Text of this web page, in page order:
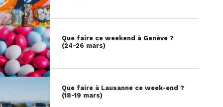
Que faire ce weekend à Genève ?
(24-26 mars)
Que faire à Lausanne ce week-end ?
(18-19 mars)